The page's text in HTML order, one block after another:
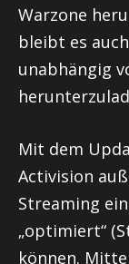
Warzone
bleibt es
unabhängig
Mit dem
Activision
Streaming
„optimiert“
können.